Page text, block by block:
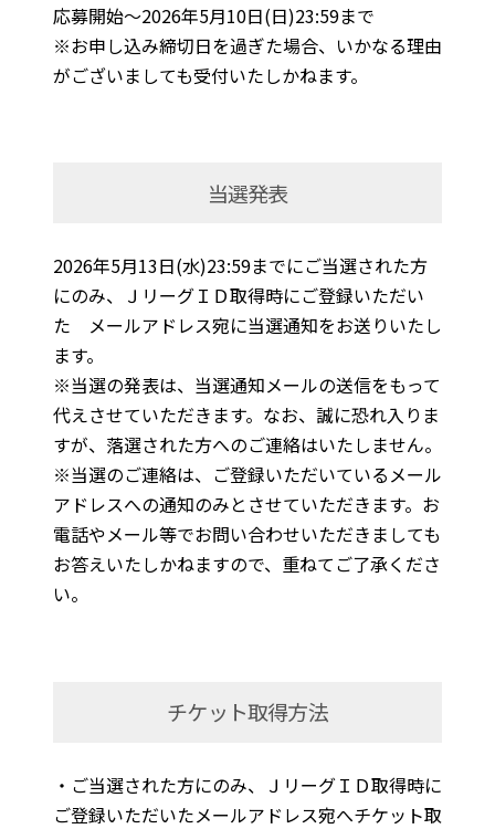
応募開始～2026年5月10日(日)23:59まで
※お申し込み締切日を過ぎた場合、いかなる理由
がございましても受付いたしかねます。
当選発表
2026年5月13日(水)23:59までにご当選された方
にのみ、ＪリーグＩＤ取得時にご登録いただい
た メールアドレス宛に当選通知をお送りいたし
ます。
※当選の発表は、当選通知メールの送信をもって
代えさせていただきます。なお、誠に恐れ入りま
すが、落選された方へのご連絡はいたしません。
※当選のご連絡は、ご登録いただいているメール
アドレスへの通知のみとさせていただきます。お
電話やメール等でお問い合わせいただきましても
お答えいたしかねますので、重ねてご了承くださ
い。
チケット取得方法
・ご当選された方にのみ、ＪリーグＩＤ取得時に
ご登録いただいたメールアドレス宛へチケット取